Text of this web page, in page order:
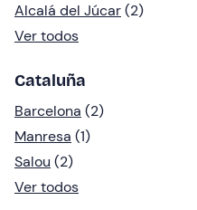
Alcalá del Júcar(2)
Ver todos
Cataluña
Barcelona (2)
Manresa (1)
Salou (2)
Ver todos